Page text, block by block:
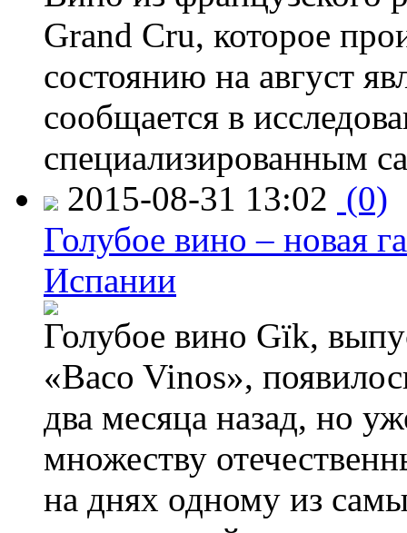
Grand Cru, которое
состоянию на август
сообщается в
специализированным
2015-08-31 13:02 (0)
Голубое вино – новая
Испании
Голубое вино Gïk,
«Baco Vinos»,
два месяца назад, но
множеству
на днях одному из